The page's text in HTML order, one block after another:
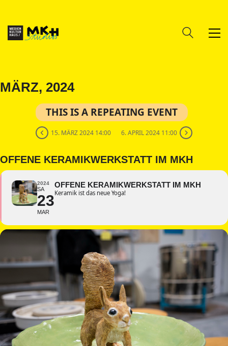
MÄRZ, 2024
THIS IS A REPEATING EVENT
15. MÄRZ 2024 14:00 6. APRIL 2024 11:00
OFFENE KERAMIKWERKSTATT IM MKH
2024
SA
23
MAR
OFFENE KERAMIKWERKSTATT IM MKH
Keramik ist das neue Yoga!